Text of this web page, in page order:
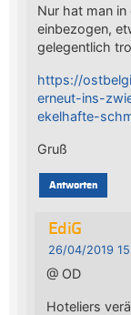
Nur hat man
einbezogen,
gelegentlich
https://
erneut-ins-
ekelhafte-
Gruß
Antworten
EdiG
26/04/2019
@ OD
Hoteliers